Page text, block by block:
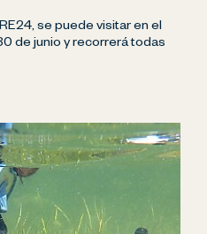
se puede visitar en el
de junio y recorrerá todas